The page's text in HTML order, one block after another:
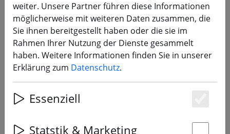
DJI Neo 2 Digitaler
Sendeempfänger
‹
weiter. Unsere Partner führen diese Informationen
möglicherweise mit weiteren Daten zusammen, die
Sie ihnen bereitgestellt haben oder die sie im
Rahmen Ihrer Nutzung der Dienste gesammelt
haben. Weitere Informationen finden Sie in unserer
Erklärung zum Datenschutz.
Essenziell
Statstik & Marketing